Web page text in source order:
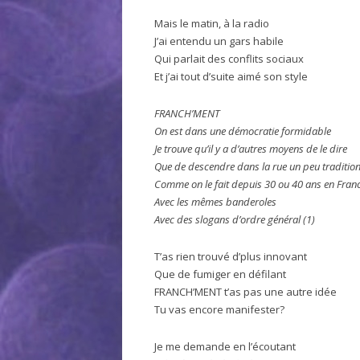
Mais le matin, à la radio
J’ai entendu un gars habile
Qui parlait des conflits sociaux
Et j’ai tout d’suite aimé son style
FRANCH’MENT
On est dans une démocratie formidable
Je trouve qu’il y a d’autres moyens de le dire
Que de descendre dans la rue un peu
Comme on le fait depuis 30 ou 40 ans en
Avec les mêmes banderoles
Avec des slogans d’ordre général (1)
T’as rien trouvé d’plus innovant
Que de fumiger en défilant
FRANCH’MENT t’as pas une autre idée
Tu vas encore manifester?
Je me demande en l’écoutant